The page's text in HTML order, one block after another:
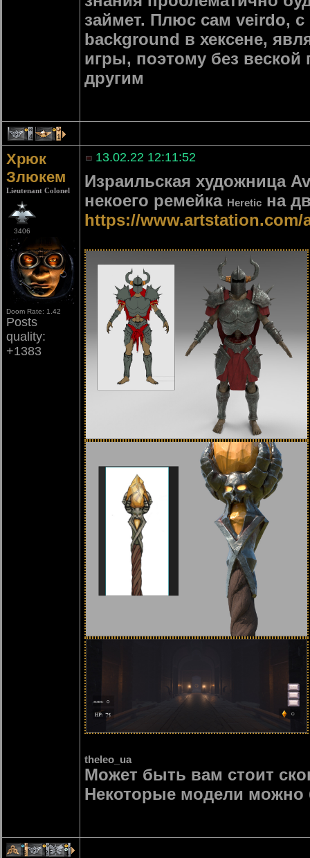
займет. Плюс сам veirdo,
background в хексене,
игры, поэтому без веской
другим
4 1
Хрюк
Злюкем
Lieutenant Colonel
3406
Doom Rate: 1.42
Posts
quality:
+1383
13.02.22 12:11:52
Израильская художница
некоего ремейка Heretic на
https://www.artstation.com/
theleo_ua
Может быть вам стоит
Некоторые модели можно
3 2 1